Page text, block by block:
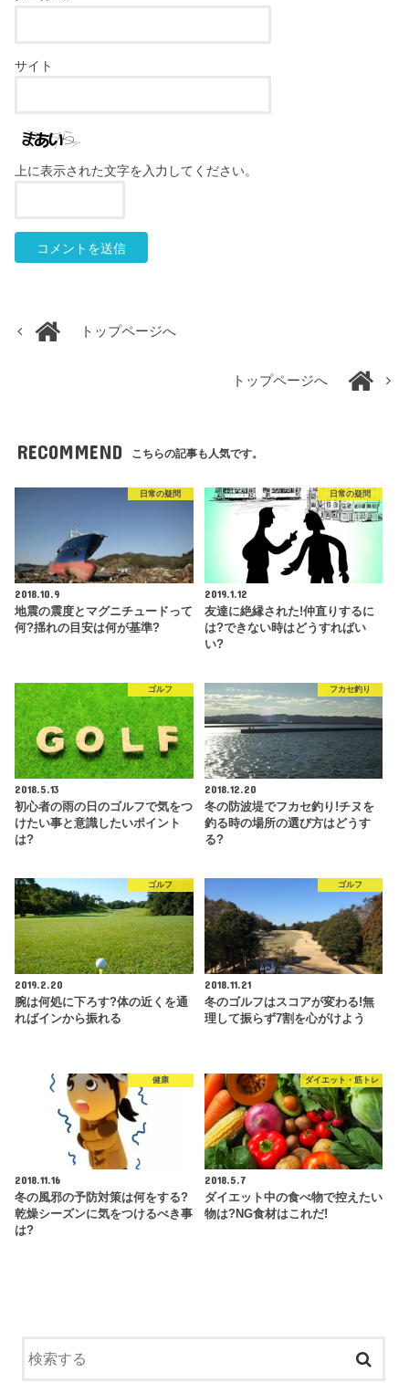
サイト
上に表示された文字を入力してください。
トップページへ
トップページへ
RECOMMEND こちらの記事も人気です。
日常の疑問
2018.10.9
地震の震度とマグニチュードって
何?揺れの目安は何が基準?
日常の疑問
2019.1.12
友達に絶縁された!仲直りするに
は?できない時はどうすればい
い?
ゴルフ
2018.5.13
初心者の雨の日のゴルフで気をつ
けたい事と意識したいポイント
は?
フカセ釣り
2018.12.20
冬の防波堤でフカセ釣り!チヌを
釣る時の場所の選び方はどうす
る?
ゴルフ
2019.2.20
腕は何処に下ろす?体の近くを通
ればインから振れる
ゴルフ
2018.11.21
冬のゴルフはスコアが変わる!無
理して振らず7割を心がけよう
健康
2018.11.16
冬の風邪の予防対策は何をする?
乾燥シーズンに気をつけるべき事
は?
ダイエット・筋トレ
2018.5.7
ダイエット中の食べ物で控えたい
物は?NG食材はこれだ!